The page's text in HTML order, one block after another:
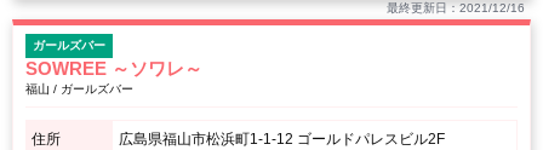
最終更新日：2021/12/16
ガールズバー
SOWREE ～ソワレ～
福山 / ガールズバー
住所 広島県福山市松浜町1-1-12 ゴールドパレスビル2F